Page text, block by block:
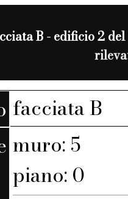
B - edificio 2
facciata B
muro: 5
piano: 0